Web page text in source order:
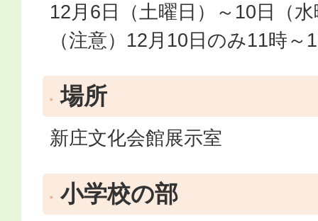
12月6日（土曜日）～10日（
（注意）12月10日のみ11時～
場所
新庄文化会館展示室
小学校の部